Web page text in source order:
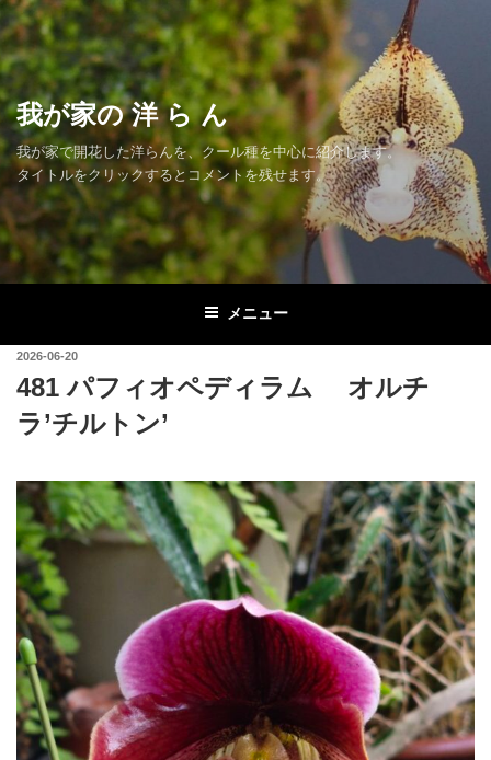
コ
ン
テ
ン
ツ
へ
ス
ッ
プ
我が家の 洋 ら ん
我が家で開花した洋らんを、クール種を中心に紹介します。
タイトルをクリックするとコメントを残せます。
メニュー
投
日:
2026-06-20
481 パフィオペディラム オルチ
ラ’チルトン’